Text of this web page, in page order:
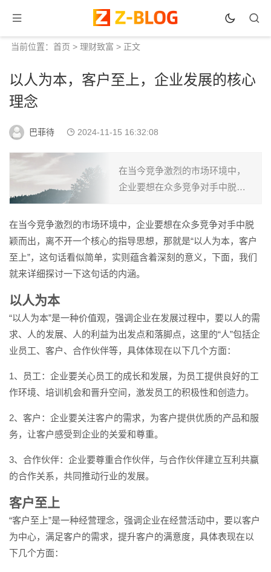
当前位置： 首页 > 理财致富 > 正文
以人为本，客户至上，企业发展的核心
理念
巴菲待 2024-11-15 16:32:08
在当今竞争激烈的市场环境中，
企业要想在众多竞争对手中脱颖
想，那就是“以人为本，客户至
上”，这句话看似简单，实则蕴含
着深刻的意义，下面，我们就...
在当今竞争激烈的市场环境中，企业要想在众多竞争对手中脱
颖而出，离不开一个核心的指导思想，那就是“以人为本，客户
至上”，这句话看似简单，实则蕴含着深刻的意义，下面，我们
就来详细探讨一下这句话的内涵。
以人为本
“以人为本”是一种价值观，强调企业在发展过程中，要以人的需
求、人的发展、人的利益为出发点和落脚点，这里的“人”包括企
业员工、客户、合作伙伴等，具体体现在以下几个方面：
1、员工：企业要关心员工的成长和发展，为员工提供良好的工
作环境、培训机会和晋升空间，激发员工的积极性和创造力。
2、客户：企业要关注客户的需求，为客户提供优质的产品和服
务，让客户感受到企业的关爱和尊重。
3、合作伙伴：企业要尊重合作伙伴，与合作伙伴建立互利共赢
的合作关系，共同推动行业的发展。
客户至上
“客户至上”是一种经营理念，强调企业在经营活动中，要以客户
为中心，满足客户的需求，提升客户的满意度，具体表现在以
下几个方面：